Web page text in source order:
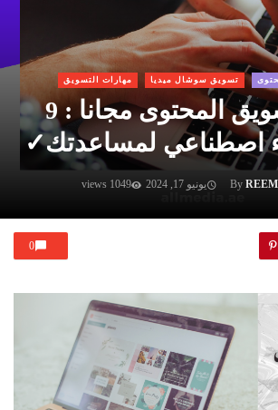
تسويق سوشال ميديا مهارات التسويق
طرق تسويق المحتوى مجانا : 9
اصطناعي لمساعدتك✓
By REEM يونيو 17, 2024 1049 views
0